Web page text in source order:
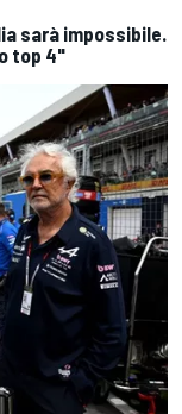
sarà impossibile.
top 4"